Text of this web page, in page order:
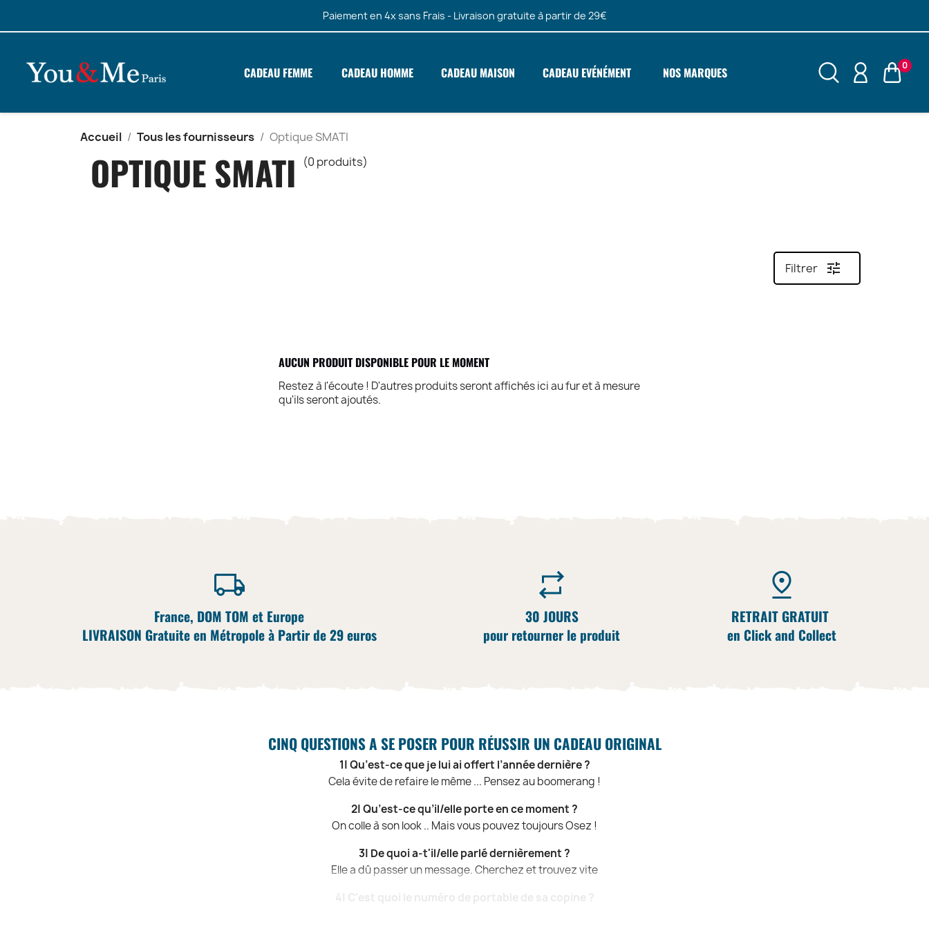
Paiement en 4x sans Frais - Livraison gratuite à partir de 29€
CADEAU FEMME CADEAU HOMME CADEAU MAISON CADEAU EVÉNÉMENT NOS MARQUES 0
Accueil Tous les fournisseurs Optique SMATI
OPTIQUE SMATI (0 produits)
Filtrer tune
AUCUN PRODUIT DISPONIBLE POUR LE MOMENT
Restez à l'écoute ! D'autres produits seront affichés ici au fur et à mesure
qu'ils seront ajoutés.
France, DOM TOM et Europe
LIVRAISON Gratuite en Métropole à Partir de 29 euros
30 JOURS
pour retourner le produit
RETRAIT GRATUIT
en Click and Collect
CINQ QUESTIONS A SE POSER POUR RÉUSSIR UN CADEAU ORIGINAL
1| Qu’est-ce que je lui ai offert l’année dernière ?
Cela évite de refaire le même ... Pensez au boomerang !
2| Qu’est-ce qu’il/elle porte en ce moment ?
On colle à son look .. Mais vous pouvez toujours Osez !
3| De quoi a-t'il/elle parlé dernièrement ?
Elle a dû passer un message. Cherchez et trouvez vite